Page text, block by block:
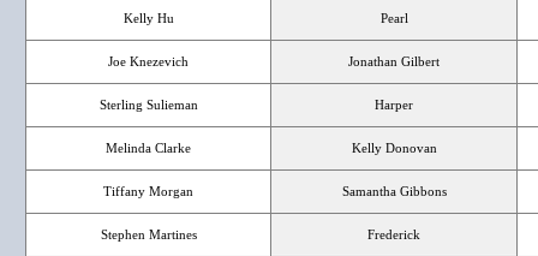
Kelly Hu Pearl
Joe Knezevich Jonathan Gilbert
Sterling Sulieman Harper
Melinda Clarke Kelly Donovan
Tiffany Morgan Samantha Gibbons
Stephen Martines Frederick